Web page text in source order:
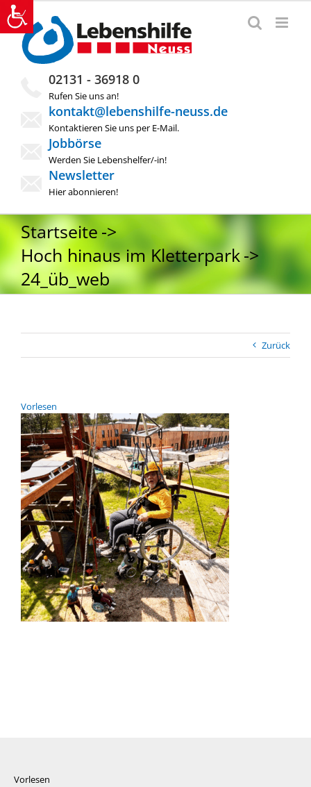
Zum
Inhalt
springen
02131 - 36918 0
Rufen Sie uns an!
kontakt@lebenshilfe-neuss.de
Kontaktieren Sie uns per E-Mail.
Jobbörse
Werden Sie Lebenshelfer/-in!
Newsletter
Hier abonnieren!
Startseite
Hoch hinaus im Kletterpark
24_üb_web
Zurück
Vor­le­sen
Vorlesen